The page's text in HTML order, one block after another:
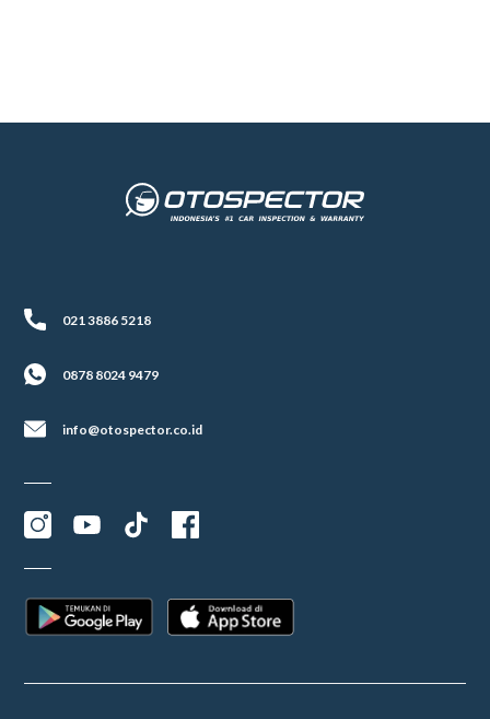
021 3886 5218
0878 8024 9479
info@otospector.co.id